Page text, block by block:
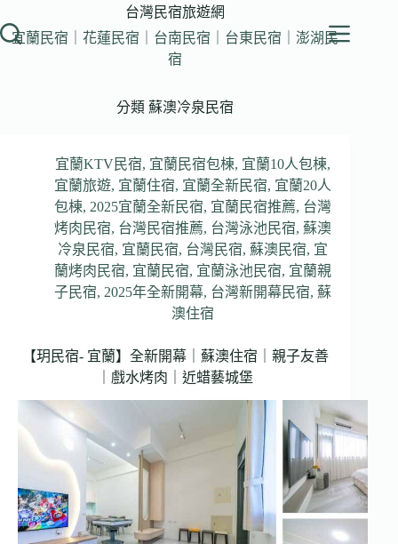
至
台灣民宿旅遊網
宜蘭民宿｜花蓮民宿｜台南民宿｜台東民宿｜澎湖民
宿
分類 蘇澳冷泉民宿
宜蘭KTV民宿, 宜蘭民宿包棟, 宜蘭10人包棟,
宜蘭旅遊, 宜蘭住宿, 宜蘭全新民宿, 宜蘭20人
包棟, 2025宜蘭全新民宿, 宜蘭民宿推薦, 台灣
烤肉民宿, 台灣民宿推薦, 台灣泳池民宿,蘇澳
冷泉民宿, 宜蘭民宿, 台灣民宿,蘇澳民宿, 宜
蘭烤肉民宿, 宜蘭民宿, 宜蘭泳池民宿, 宜蘭親
子民宿, 2025年全新開幕, 台灣新開幕民宿,蘇
澳住宿
【玥民宿- 宜蘭】全新開幕｜蘇澳住宿｜親子友善
｜戲水烤肉｜近蜡藝城堡